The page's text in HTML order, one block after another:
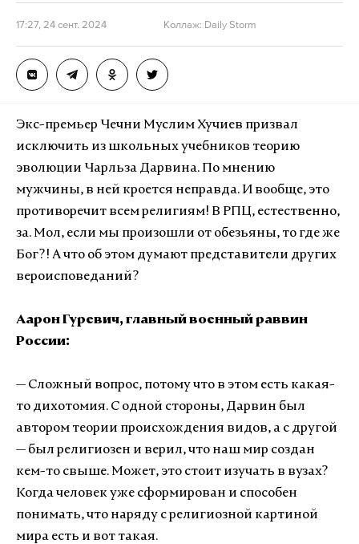
17:27, 24 сент. 2024 Коллаж: Daily Storm
Экс-премьер Чечни Муслим Хучиев призвал
исключить из школьных учебников теорию
эволюции Чарльза Дарвина. По мнению
мужчины, в ней кроется неправда. И вообще, это
противоречит всем религиям! В РПЦ, естественно,
за. Мол, если мы произошли от обезьяны, то где же
Бог?! А что об этом думают представители других
вероисповеданий?
Аарон Гуревич, главный военный раввин
России:
— Сложный вопрос, потому что в этом есть какая-
то дихотомия. С одной стороны, Дарвин был
автором теории происхождения видов, а с другой
— был религиозен и верил, что наш мир создан
кем-то свыше. Может, это стоит изучать в вузах?
Когда человек уже сформирован и способен
понимать, что наряду с религиозной картиной
мира есть и вот такая.